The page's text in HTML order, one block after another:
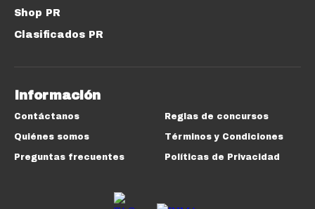
Shop PR
Clasificados PR
Información
Contáctanos
Quiénes somos
Preguntas frecuentes
Reglas de concursos
Términos y Condiciones
Políticas de Privacidad